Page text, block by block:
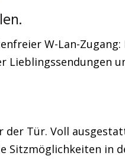
W-Lan-
Lieblingssendungen
Tür. Voll
Sitzmöglichkeiten in